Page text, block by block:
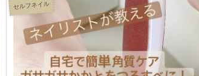
セルフネイル